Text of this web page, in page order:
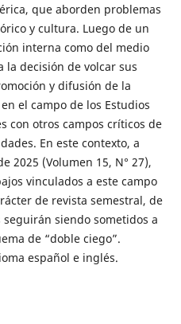
que aborden problemas
y cultura. Luego de un
interna como del medio
la decisión de volcar sus
y difusión de la
el campo de los Estudios
con otros campos críticos de
En este contexto, a
2025 (Volumen 15, N° 27),
vinculados a este campo
de revista semestral, de
siendo sometidos a
de “doble ciego”.
español e inglés.